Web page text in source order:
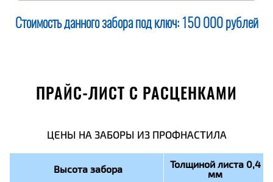
Стоимость данного забора под ключ: 150 000 рублей
ПРАЙС-ЛИСТ С РАСЦЕНКАМИ
ЦЕНЫ НА ЗАБОРЫ ИЗ ПРОФНАСТИЛА
Высота забора Толщиной листа 0,4
мм